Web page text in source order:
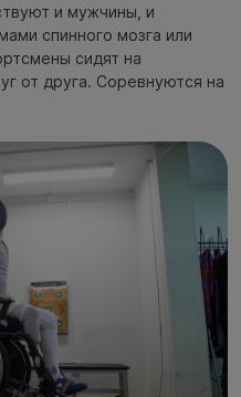
и мужчины, и
спинного мозга или
сидят на
от друга. Соревнуются на